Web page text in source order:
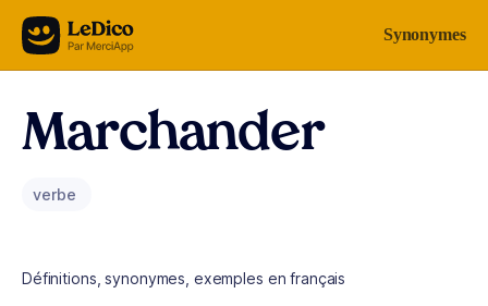
Aller au contenu Synonymes
Marchander
verbe
Définitions, synonymes, exemples en français